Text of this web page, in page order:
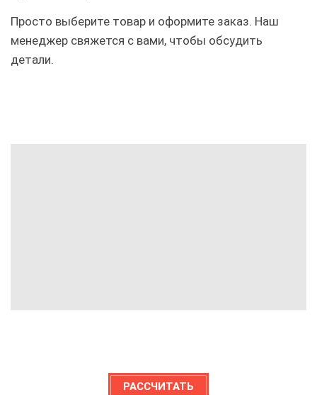
Просто выберите товар и оформите заказ. Наш
менеджер свяжется с вами, чтобы обсудить
детали.
РАССЧИТАТЬ